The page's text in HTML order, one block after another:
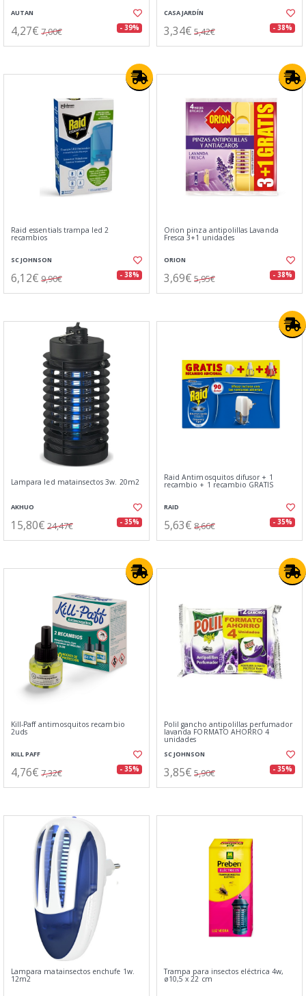
AUTAN
4,27€ 7,00€ - 39%
CASA JARDÍN
3,34€ 5,42€ - 38%
Raid essentials trampa led 2
recambios
SC JOHNSON
6,12€ 9,90€ - 38%
Orion pinza antipolillas Lavanda
Fresca 3+1 unidades
ORION
3,69€ 5,95€ - 38%
Lampara led matainsectos 3w. 20m2
AKHUO
15,80€ 24,47€ - 35%
Raid Antimosquitos difusor + 1
recambio + 1 recambio GRATIS
RAID
5,63€ 8,66€ - 35%
Kill-Paff antimosquitos recambio
2uds
KILL PAFF
4,76€ 7,32€ - 35%
Polil gancho antipolillas perfumador
lavanda FORMATO AHORRO 4
unidades
SC JOHNSON
3,85€ 5,90€ - 35%
Lampara matainsectos enchufe 1w.
12m2
Trampa para insectos eléctrica 4w,
ø10,5 x 22 cm